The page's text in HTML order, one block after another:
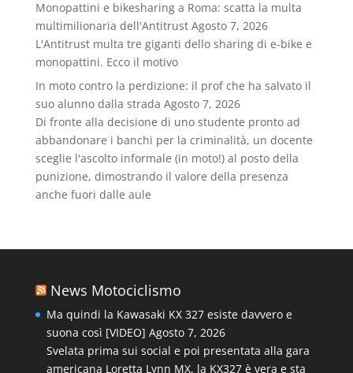
Monopattini e bikesharing a Roma: scatta la multa
multimilionaria dell'Antitrust Agosto 7, 2026
L'Antitrust multa tre giganti dello sharing di e-bike e
monopattini. Ecco il motivo
In moto contro la perdizione: il prof che ha salvato il
suo alunno dalla strada Agosto 7, 2026
Di fronte alla decisione di uno studente pronto ad
abbandonare i banchi per la criminalità, un docente
sceglie l'ascolto informale (in moto!) al posto della
punizione, dimostrando il valore della presenza
anche fuori dalle aule
News Motociclismo
Ma quindi la Kawasaki KX 327 esiste davvero e
suona così [VIDEO] Agosto 7, 2026
Svelata prima sui social e poi presentata alla gara
americana Loretta Lynn MX, la KX327 è vera e sta